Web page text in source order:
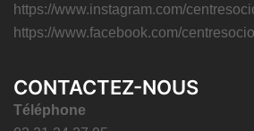
https://www.instagram.com/
https://www.facebook.com/
CONTACTEZ-NOUS
Téléphone